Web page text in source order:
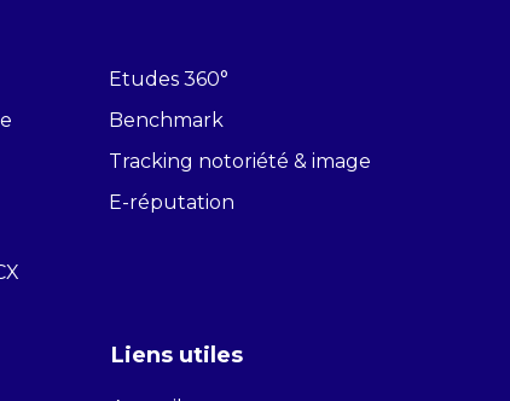
Etudes 360°
Benchmark
Tracking notoriété & image
E-réputation
Liens utiles